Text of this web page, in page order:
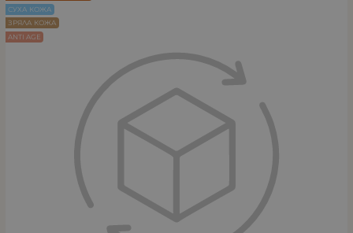
СУХА КОЖА
ЗРЯЛА КОЖА
ANTI AGE